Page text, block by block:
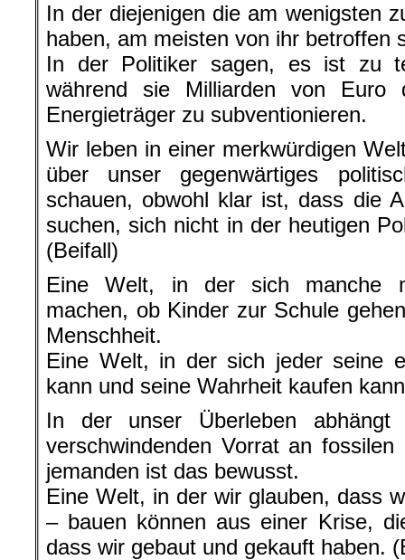
In der diejenigen die am wenigsten
haben, am meisten von ihr betroffen
In der Politiker sagen, es ist zu
während sie Milliarden von Euro
Energieträger zu subventionieren.
Wir leben in einer merkwürdigen
über unser gegenwärtiges
schauen, obwohl klar ist, dass die
suchen, sich nicht in der heutigen
(Beifall)
Eine Welt, in der sich manche
machen, ob Kinder zur Schule
Menschheit.
Eine Welt, in der sich jeder seine
kann und seine Wahrheit kaufen
In der unser Überleben
verschwindenden Vorrat an
jemanden ist das bewusst.
Eine Welt, in der wir glauben, dass
– bauen können aus einer Krise,
dass wir gebaut und gekauft haben.